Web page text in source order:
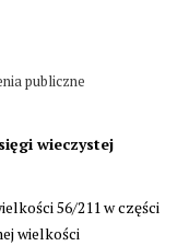
publiczne
wieczystej
56/211 w części
wielkości